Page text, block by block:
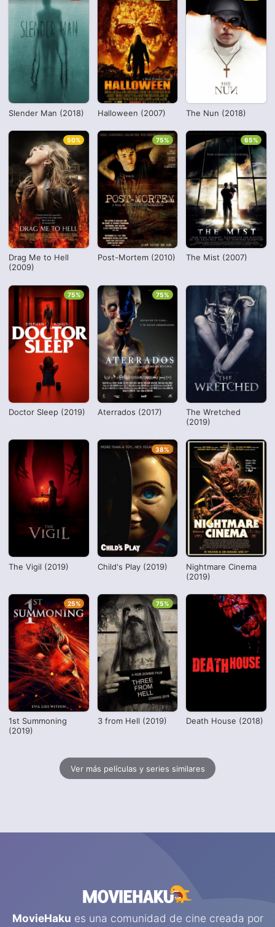
Slender Man (2018) Halloween (2007) The Nun (2018)
Drag Me to Hell
(2009)
50%
Post-Mortem (2010)
75%
The Mist (2007)
65%
Doctor Sleep (2019)
75%
Aterrados (2017)
75%
The Wretched
(2019)
The Vigil (2019) Child's Play (2019)
38%
Nightmare Cinema
(2019)
1st Summoning
(2019)
25%
3 from Hell (2019)
75%
Death House (2018)
Ver más películas y series similares
MovieHaku es una comunidad de cine creada por